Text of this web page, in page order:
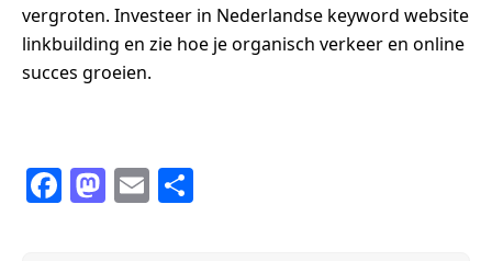
vergroten. Investeer in Nederlandse keyword website
linkbuilding en zie hoe je organisch verkeer en online
succes groeien.
F
M E